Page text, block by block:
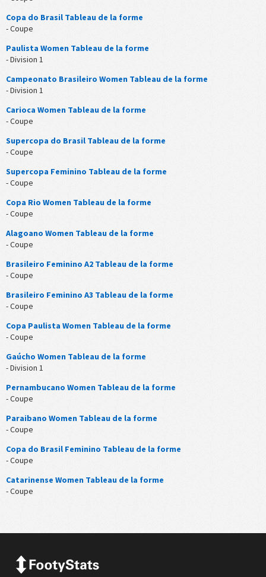
Copa do Brasil Tableau de la forme
- Coupe
Paulista Women Tableau de la forme
- Division 1
Campeonato Brasileiro Women Tableau de la forme
- Division 1
Carioca Women Tableau de la forme
- Coupe
Supercopa do Brasil Tableau de la forme
- Coupe
Supercopa Feminino Tableau de la forme
- Coupe
Copa Rio Women Tableau de la forme
- Coupe
Alagoano Women Tableau de la forme
- Coupe
Brasileiro Feminino A2 Tableau de la forme
- Coupe
Brasileiro Feminino A3 Tableau de la forme
- Coupe
Copa Paulista Women Tableau de la forme
- Coupe
Gaúcho Women Tableau de la forme
- Division 1
Pernambucano Women Tableau de la forme
- Coupe
Paraibano Women Tableau de la forme
- Coupe
Copa do Brasil Feminino Tableau de la forme
- Coupe
Catarinense Women Tableau de la forme
- Coupe